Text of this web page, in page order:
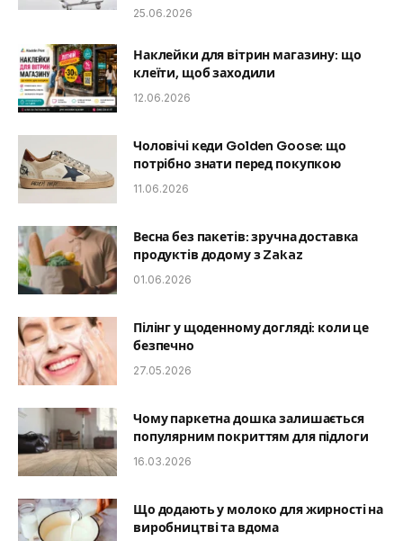
25.06.2026
Наклейки для вітрин магазину: що
клеїти, щоб заходили
12.06.2026
Чоловічі кеди Golden Goose: що
потрібно знати перед покупкою
11.06.2026
Весна без пакетів: зручна доставка
продуктів додому з Zakaz
01.06.2026
Пілінг у щоденному догляді: коли це
безпечно
27.05.2026
Чому паркетна дошка залишається
популярним покриттям для підлоги
16.03.2026
Що додають у молоко для жирності на
виробництві та вдома